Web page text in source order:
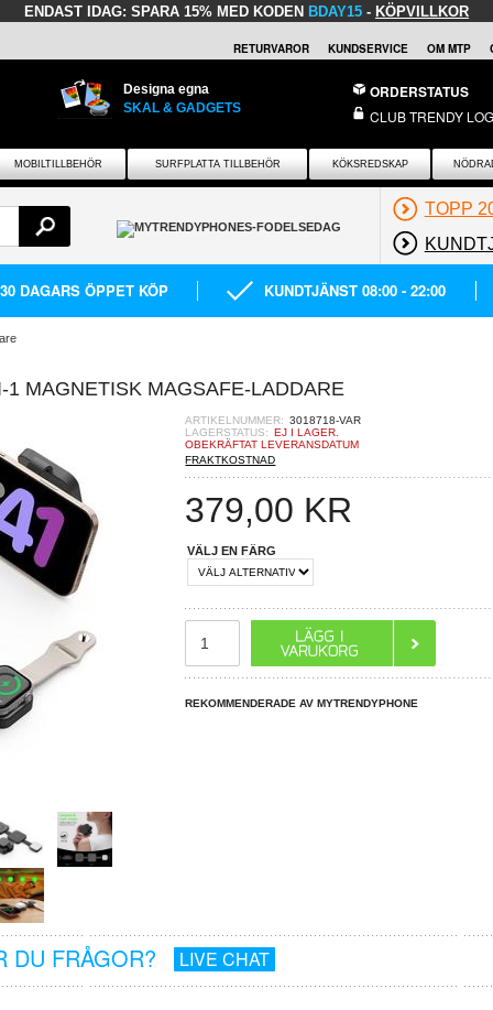
ENDAST IDAG: SPARA 15% MED KODEN BDAY15 - KÖPVILLKOR
RETURVAROR KUNDSERVICE OM MTP
Designa egna
SKAL & GADGETS
ORDERSTATUS
CLUB TRENDY
MOBILTILLBEHÖR SURFPLATTA TILLBEHÖR KÖKSREDSKAP
TOPP
30 DAGARS ÖPPET KÖP KUNDTJÄNST 08:00 - 22:00
MAGNETISK MAGSAFE-LADDARE
ARTIKELNUMMER: 3018718-VAR
LAGERSTATUS: EJ I LAGER.
OBEKRÄFTAT LEVERANSDATUM
FRAKTKOSTNAD
379,00 KR
VÄLJ EN FÄRG
REKOMMENDERADE AV MYTRENDYPHONE
DU FRÅGOR? LIVE CHAT